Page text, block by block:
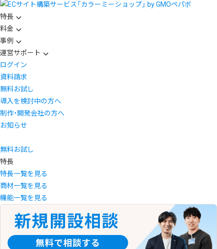
特長
料金
事例
運営サポート
ログイン
資料請求
無料お試し
導入を検討中の方へ
制作・開発会社の方へ
お知らせ
無料お試し
特長
特長一覧を見る
商材一覧を見る
機能一覧を見る